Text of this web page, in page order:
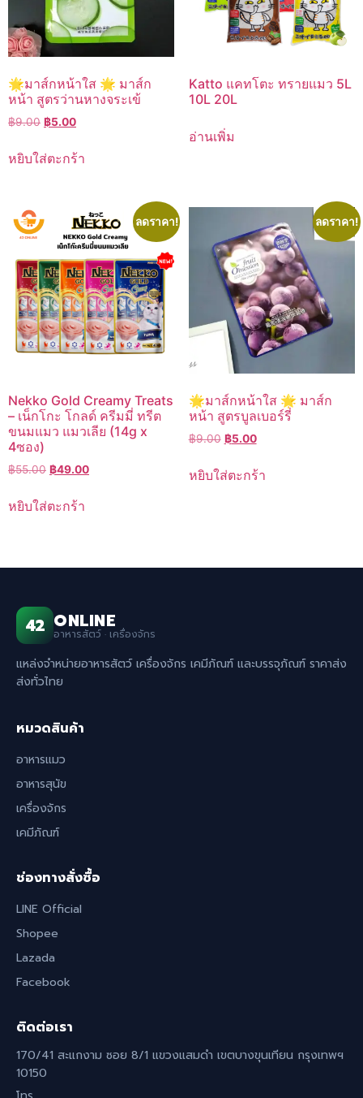
🌟มาส์กหน้าใส 🌟 มาส์ก
หน้า สูตรว่านหางจระเข้
฿9.00 Original
was:
฿5.00Current
is:
หยิบใส่ตะกร้า
Katto แคทโตะ ทรายแมว 5L
10L 20L
อ่านเพิ่ม
ลดราคา!
Nekko Gold Creamy Treats
– เน็กโกะ โกลด์ ครีมมี่ ทรีต
ขนมแมว แมวเลีย (14g x
4ซอง)
฿55.00 Original
was:
฿49.00Current
หยิบใส่ตะกร้า
ลดราคา!
🌟มาส์กหน้าใส 🌟 มาส์ก
หน้า สูตรบูลเบอร์รี่
฿9.00 Original
was:
฿5.00Current
is:
หยิบใส่ตะกร้า
42 ONLINE
อาหารสัตว์ · เครื่องจักร
แหล่งจำหน่ายอาหารสัตว์ เครื่องจักร เคมีภัณฑ์ และบรรจุภัณฑ์ ราคาส่ง
ส่งทั่วไทย
หมวดสินค้า
อาหารแมว
อาหารสุนัข
เครื่องจักร
เคมีภัณฑ์
ช่องทางสั่งซื้อ
LINE Official
Shopee
Lazada
Facebook
ติดต่อเรา
170/41 สะแกงาม ซอย 8/1 แขวงแสมดำ เขตบางขุนเทียน กรุงเทพฯ
10150